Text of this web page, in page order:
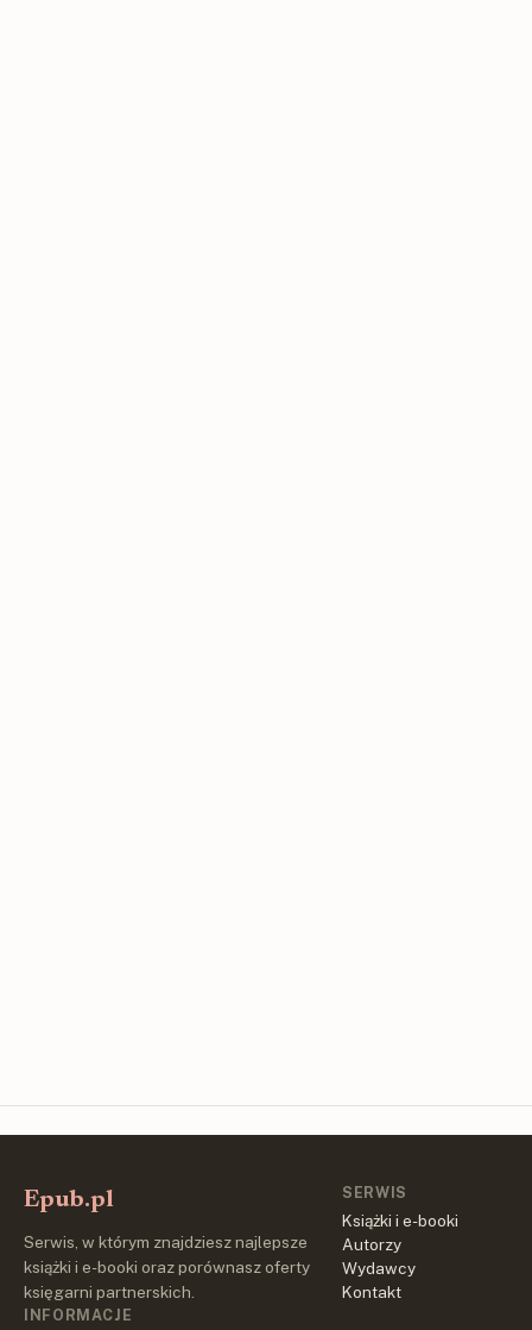
Epub.pl
Serwis, w którym znajdziesz najlepsze
książki i e-booki oraz porównasz oferty
księgarni partnerskich.
SERWIS
Książki i e-booki
Autorzy
Wydawcy
Kontakt
INFORMACJE